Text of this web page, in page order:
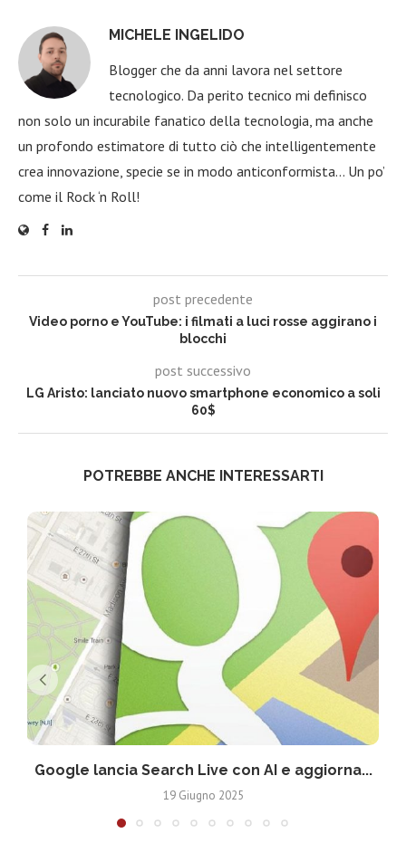
MICHELE INGELIDO
Blogger che da anni lavora nel settore
tecnologico. Da perito tecnico mi definisco
non solo un incurabile fanatico della tecnologia, ma anche
un profondo estimatore di tutto ciò che intelligentemente
crea innovazione, specie se in modo anticonformista… Un po’
come il Rock ‘n Roll!
post precedente
Video porno e YouTube: i filmati a luci rosse aggirano i
blocchi
post successivo
LG Aristo: lanciato nuovo smartphone economico a soli
60$
POTREBBE ANCHE INTERESSARTI
Google lancia Search Live con AI e aggiorna...
19 Giugno 2025